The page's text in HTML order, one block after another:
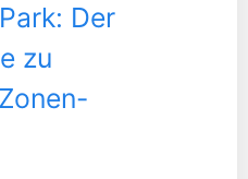
Der
zu